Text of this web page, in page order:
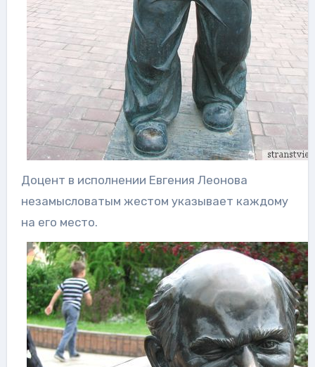
Доцент в исполнении Евгения Леонова
незамысловатым жестом указывает каждому
на его место.